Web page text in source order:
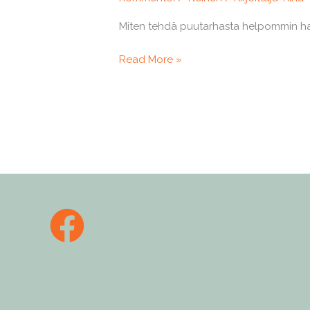
Miten tehdä puutarhasta helpommin
SENIORIPUUTARHAILU
Read More »